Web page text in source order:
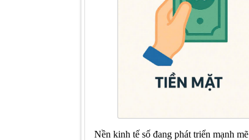
Nền kinh tế số đang phát triển mạnh mẽ